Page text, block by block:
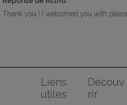
Thank you ! I welcomed you with
Liens
utiles
Découv
rir